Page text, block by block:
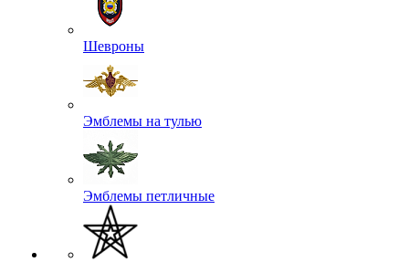
Шевроны
Эмблемы на тулью
Эмблемы петличные